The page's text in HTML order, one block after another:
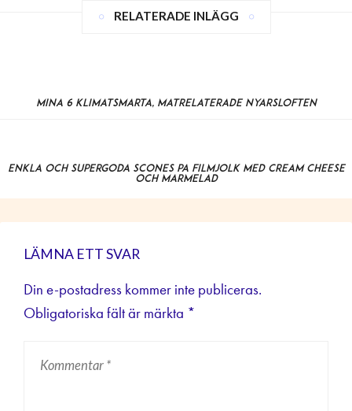
RELATERADE INLÄGG
Mina 6 klimatsmarta, matrelaterade nyårslöften
Enkla och supergoda scones på filmjölk med cream cheese
och marmelad
LÄMNA ETT SVAR
Din e-postadress kommer inte publiceras.
Obligatoriska fält är märkta *